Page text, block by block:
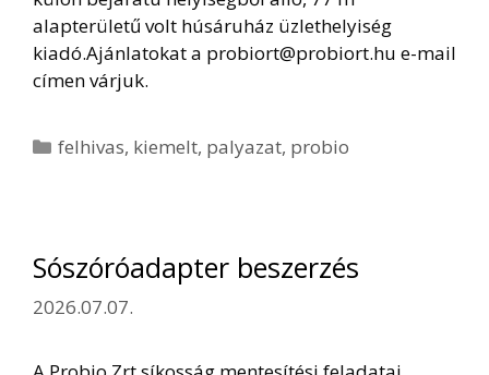
alapterületű volt húsáruház üzlethelyiség
kiadó.Ajánlatokat a probiort@probiort.hu e-mail
címen várjuk.
Kategória
felhivas, kiemelt, palyazat, probio
Sószóróadapter beszerzés
2026.07.07.